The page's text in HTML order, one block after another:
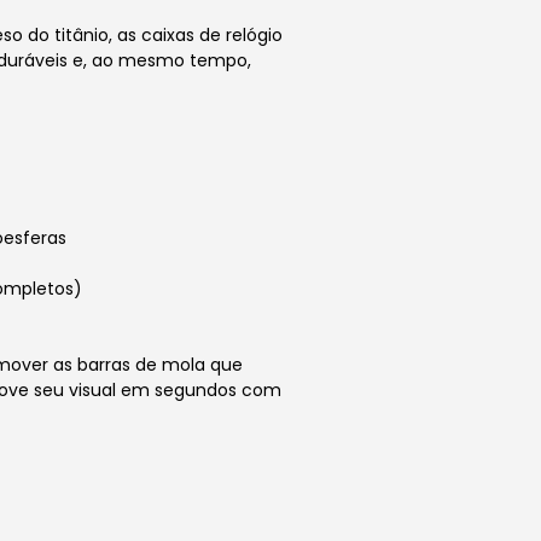
do titânio, as caixas de relógio
​​e, ao mesmo tempo,
as barras de mola que
seu visual em segundos com